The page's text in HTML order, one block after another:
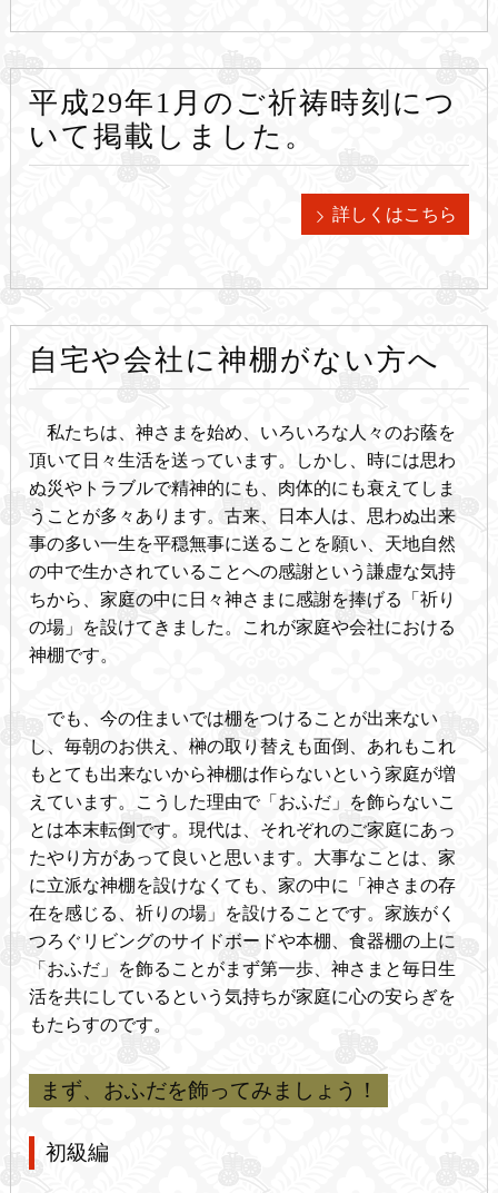
平成29年1月のご祈祷時刻につ
いて掲載しました。
詳しくはこちら
自宅や会社に神棚がない方へ
私たちは、神さまを始め、いろいろな人々のお蔭を
頂いて日々生活を送っています。しかし、時には思わ
ぬ災やトラブルで精神的にも、肉体的にも衰えてしま
うことが多々あります。古来、日本人は、思わぬ出来
事の多い一生を平穏無事に送ることを願い、天地自然
の中で生かされていることへの感謝という謙虚な気持
ちから、家庭の中に日々神さまに感謝を捧げる「祈り
の場」を設けてきました。これが家庭や会社における
神棚です。
でも、今の住まいでは棚をつけることが出来ない
し、毎朝のお供え、榊の取り替えも面倒、あれもこれ
もとても出来ないから神棚は作らないという家庭が増
えています。こうした理由で「おふだ」を飾らないこ
とは本末転倒です。現代は、それぞれのご家庭にあっ
たやり方があって良いと思います。大事なことは、家
に立派な神棚を設けなくても、家の中に「神さまの存
在を感じる、祈りの場」を設けることです。家族がく
つろぐリビングのサイドボードや本棚、食器棚の上に
「おふだ」を飾ることがまず第一歩、神さまと毎日生
活を共にしているという気持ちが家庭に心の安らぎを
もたらすのです。
まず、おふだを飾ってみましょう！
初級編